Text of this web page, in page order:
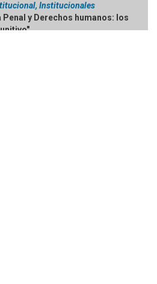
Institucionales
y Derechos humanos: los